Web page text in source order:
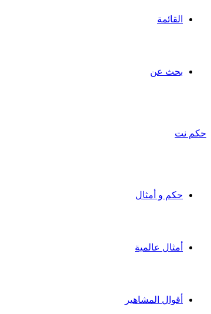
القائمة
بحث عن
حكم نت
حكم و أمثال
أمثال عالمية
أقوال المشاهير